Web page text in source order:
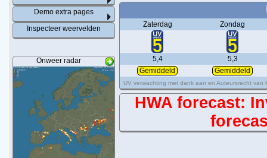
Demo extra pages
Inspecteer weervelden
Onweer radar
Zaterdag Zondag
5,4
5,3
Gemiddeld
Gemiddeld
UV verwachting met dank aan en Auteursrecht van
HWA forecast: